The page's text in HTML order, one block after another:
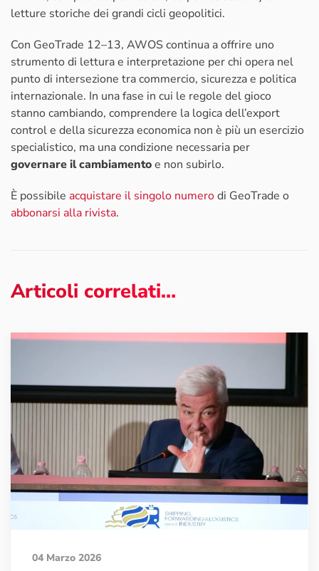
letture storiche dei grandi cicli geopolitici.
Con GeoTrade 12–13, AWOS continua a offrire uno
strumento di lettura e interpretazione per chi opera nel
punto di intersezione tra commercio, sicurezza e politica
internazionale. In una fase in cui le regole del gioco
stanno cambiando, comprendere la logica dell’export
control e della sicurezza economica non è più un esercizio
specialistico, ma una condizione necessaria per
governare il cambiamentoe non subirlo.
È possibile acquistare il singolo numerodi GeoTrade o
abbonarsi alla rivista.
Articoli correlati…
04 Marzo 2026